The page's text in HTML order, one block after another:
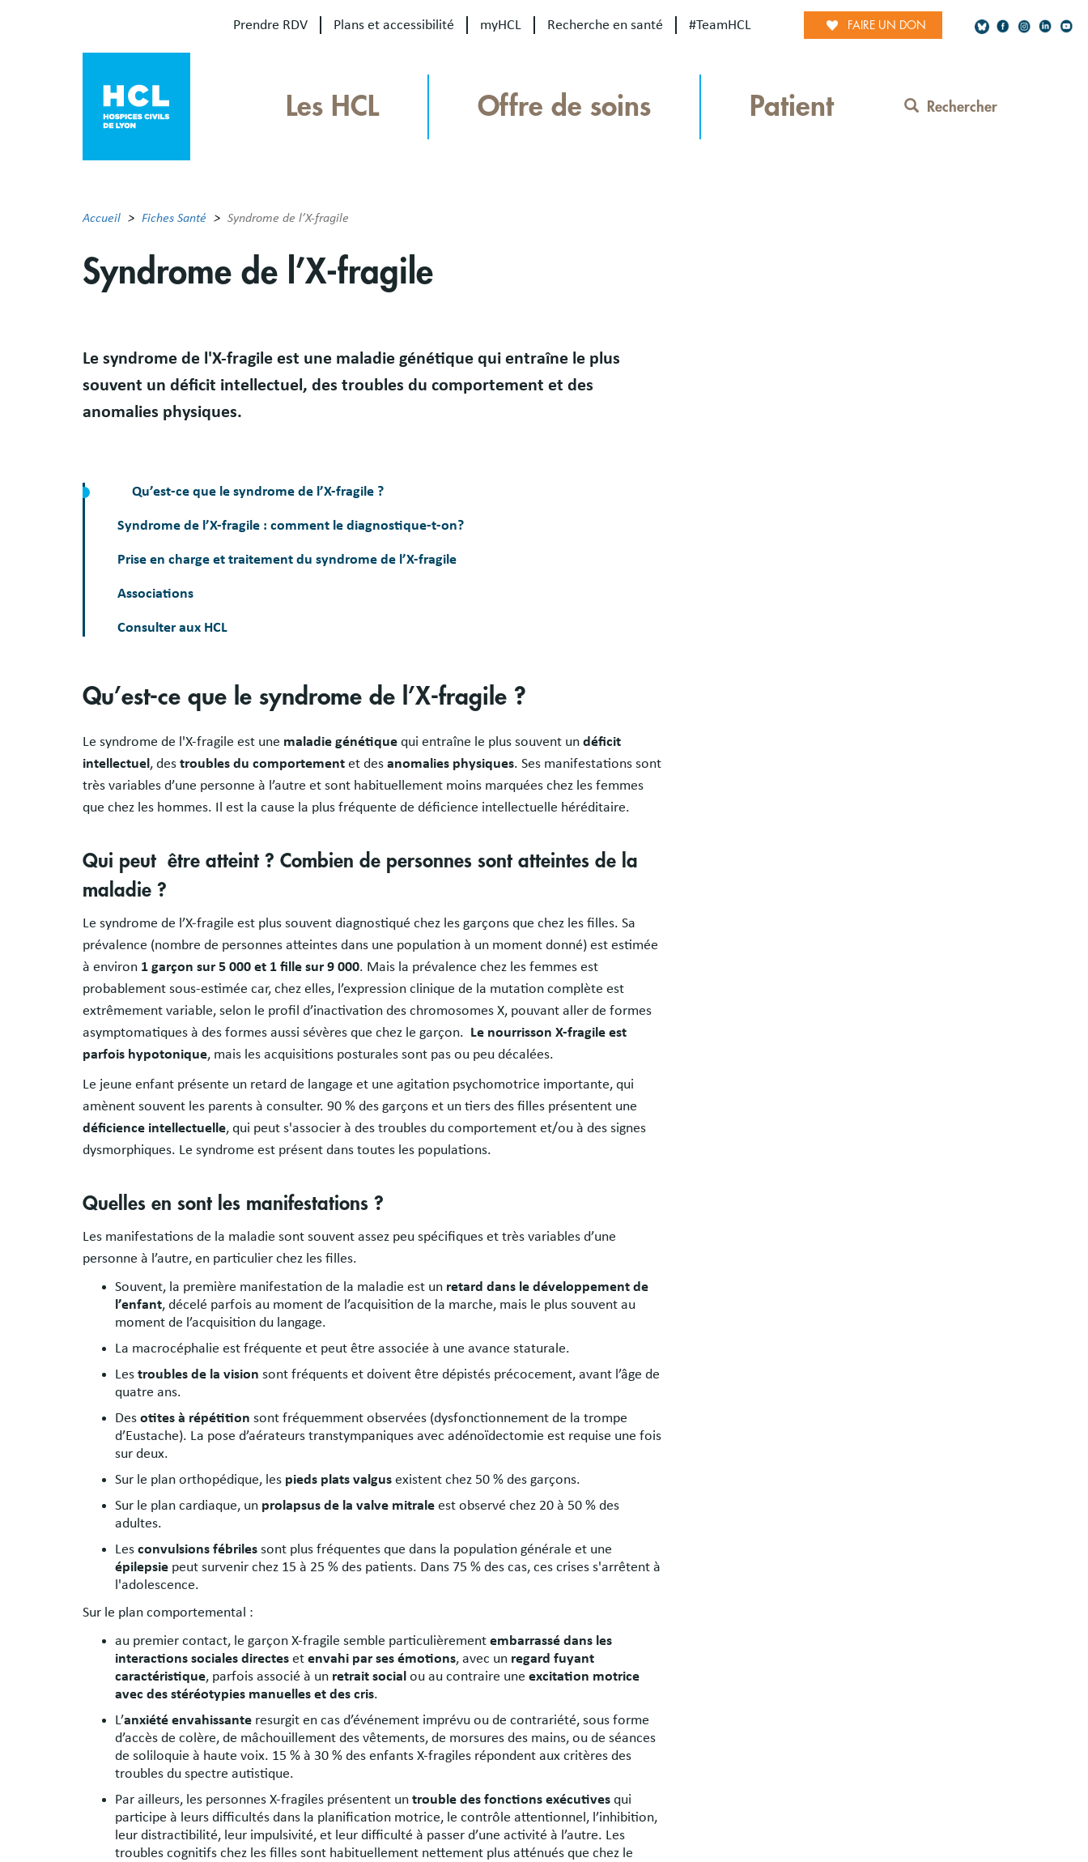
Prendre RDV Plans et accessibilité myHCL Recherche en santé #TeamHCL FAIRE UN DON
Network
Les HCL Offre de soins Patient Rechercher
Accueil Fiches Santé Syndrome de l’X-fragile
Syndrome de l’X-fragile
Résumé
Le syndrome de l'X-fragile est une maladie génétique qui entraîne le plus
souvent un déficit intellectuel, des troubles du comportement et des
anomalies physiques.
Qu’est-ce que le syndrome de l’X-fragile ?
Syndrome de l’X-fragile : comment le diagnostique-t-on?
Prise en charge et traitement du syndrome de l’X-fragile
Associations
Consulter aux HCL
Qu’est-ce que le syndrome de l’X-fragile ?
Le syndrome de l'X-fragile est une maladie génétique qui entraîne le plus souvent un déficit
intellectuel , des troubles du comportement et des anomalies physiques. Ses manifestations sont
très variables d’une personne à l’autre et sont habituellement moins marquées chez les femmes
que chez les hommes. Il est la cause la plus fréquente de déficience intellectuelle héréditaire.
Qui peut être atteint ? Combien de personnes sont atteintes de la
maladie ?
Le syndrome de l’X-fragile est plus souvent diagnostiqué chez les garçons que chez les filles. Sa
prévalence (nombre de personnes atteintes dans une population à un moment donné) est estimée
à environ 1 garçon sur 5 000 et 1 fille sur 9 000. Mais la prévalence chez les femmes est
probablement sous-estimée car, chez elles, l’expression clinique de la mutation complète est
extrêmement variable, selon le profil d’inactivation des chromosomes X, pouvant aller de formes
asymptomatiques à des formes aussi sévères que chez le garçon. Le nourrisson X-fragile est
parfois hypotonique, mais les acquisitions posturales sont pas ou peu décalées.
Le jeune enfant présente un retard de langage et une agitation psychomotrice importante, qui
amènent souvent les parents à consulter. 90 % des garçons et un tiers des filles présentent une
déficience intellectuelle, qui peut s'associer à des troubles du comportement et/ou à des signes
dysmorphiques. Le syndrome est présent dans toutes les populations.
Quelles en sont les manifestations ?
Les manifestations de la maladie sont souvent assez peu spécifiques et très variables d’une
personne à l’autre, en particulier chez les filles.
Souvent, la première manifestation de la maladie est un retard dans le développement de
l’enfant, décelé parfois au moment de l’acquisition de la marche, mais le plus souvent au
moment de l’acquisition du langage.
La macrocéphalie est fréquente et peut être associée à une avance staturale.
Les troubles de la vision sont fréquents et doivent être dépistés précocement, avant l’âge de
quatre ans.
Des otites à répétition sont fréquemment observées (dysfonctionnement de la trompe
d’Eustache). La pose d’aérateurs transtympaniques avec adénoïdectomie est requise une fois
sur deux.
Sur le plan orthopédique, les pieds plats valgus existent chez 50 % des garçons.
Sur le plan cardiaque, un prolapsus de la valve mitrale est observé chez 20 à 50 % des
adultes.
Les convulsions fébriles sont plus fréquentes que dans la population générale et une
épilepsie peut survenir chez 15 à 25 % des patients. Dans 75 % des cas, ces crises s'arrêtent à
l'adolescence.
Sur le plan comportemental :
au premier contact, le garçon X-fragile semble particulièrement embarrassé dans les
interactions sociales directes et envahi par ses émotions, avec un regard fuyant
caractéristique, parfois associé à un retrait social ou au contraire une excitation motrice
avec des stéréotypies manuelles et des cris.
L’anxiété envahissante resurgit en cas d’événement imprévu ou de contrariété, sous forme
d’accès de colère, de mâchouillement des vêtements, de morsures des mains, ou de séances
de soliloquie à haute voix. 15 % à 30 % des enfants X-fragiles répondent aux critères des
troubles du spectre autistique.
Par ailleurs, les personnes X-fragiles présentent un trouble des fonctions exécutives qui
participe à leurs difficultés dans la planification motrice, le contrôle attentionnel, l’inhibition,
leur distractibilité, leur impulsivité, et leur difficulté à passer d’une activité à l’autre. Les
troubles cognitifs chez les filles sont habituellement nettement plus atténués que chez le